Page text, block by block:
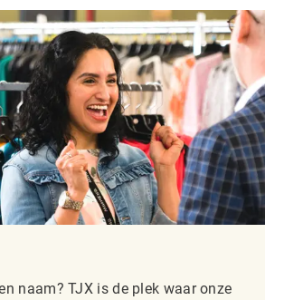
naam? TJX is de plek waar onze